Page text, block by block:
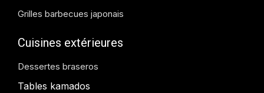
Grilles barbecues japonais
Cuisines extérieures
Dessertes braseros
Tables kamados